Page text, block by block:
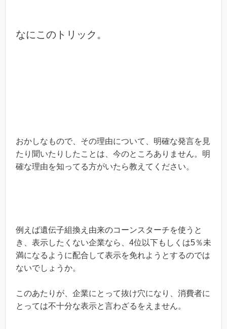
なにこのトリック。
おかしなもので、その理由について、明確な発言を見
たり聞いたりしたことは、今のところありません。明
確な理由を知ってる方がいたら教えてください。
例えば遺伝子組換え由来のコーンスターチを使うと
き、表示したくない企業なら、4位以下もしくは5％未
満になるように配合して表示を免れようとするのでは
ないでしょうか。
このあたりが、企業にとって抜け穴になり、消費者に
とっては不十分な表示と言わざるをえません。